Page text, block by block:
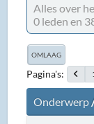
Alles over
0 leden en
OMLAAG
Pagina's
Onderwerp